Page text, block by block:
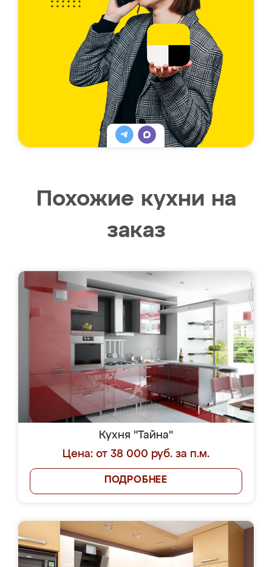
Похожие кухни на
заказ
Кухня "Тайна"
Цена: от 38 000 руб. за п.м.
ПОДРОБНЕЕ